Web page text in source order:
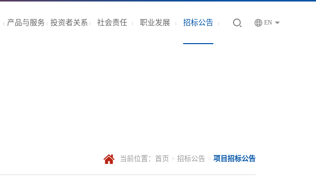
产品与服务 投资者关系 社会责任 职业发展 招标公告 EN
当前位置： 首页 > 招标公告 > 项目招标公告